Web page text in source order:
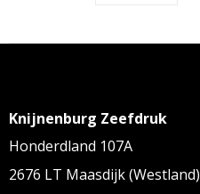
Knijnenburg Zeefdruk
Honderdland 107A
2676 LT Maasdijk (Westland)